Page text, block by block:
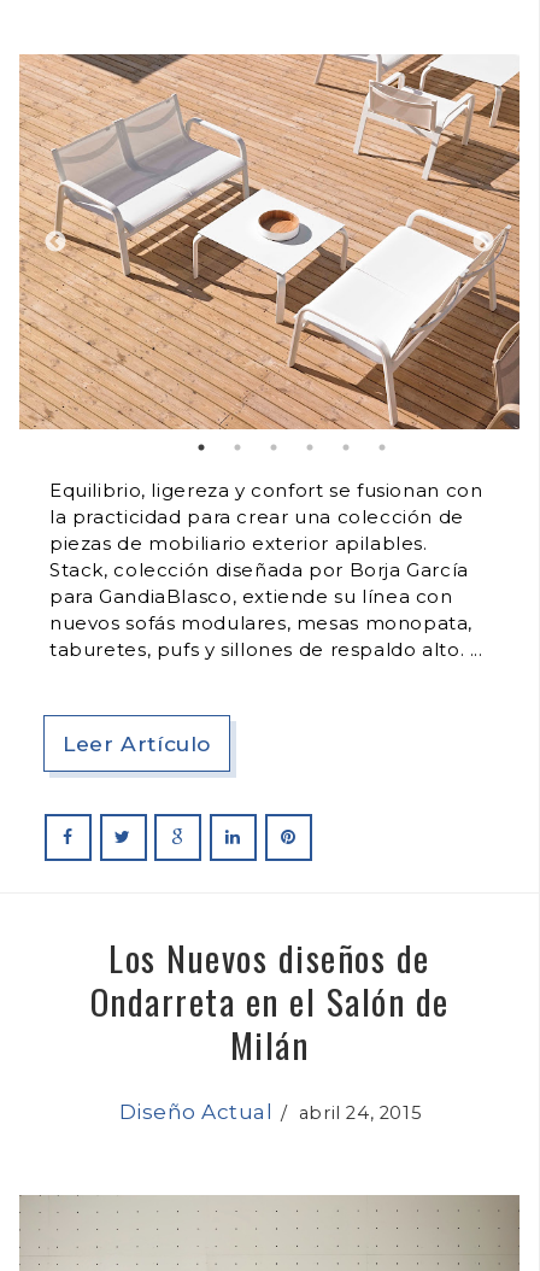
Equilibrio, ligereza y confort se fusionan con
la practicidad para crear una colección de
piezas de mobiliario exterior apilables.
Stack, colección diseñada por Borja García
para GandiaBlasco, extiende su línea con
nuevos sofás modulares, mesas monopata,
taburetes, pufs y sillones de respaldo alto.
Leer Artículo
Los Nuevos diseños de
Ondarreta en el Salón de
Milán
Diseño Actual /abril 24, 2015